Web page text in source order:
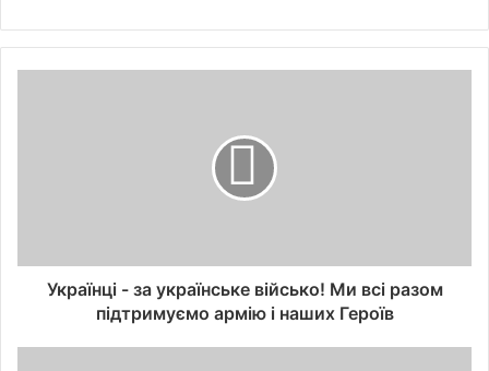
Українці - за українське військо! Ми всі разом
підтримуємо армію і наших Героїв